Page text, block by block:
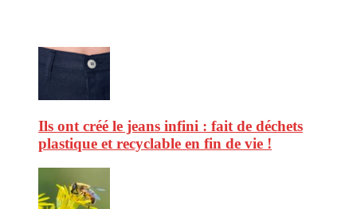
Ils ont créé le jeans infini : fait de déchets
plastique et recyclable en fin de vie !